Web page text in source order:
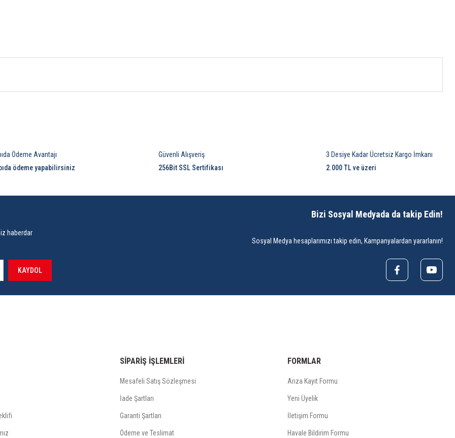
3 Desiye Kadar Ücretsiz Kargo İmkanı
2.000 TL ve üzeri
Ödeme Avantajı
ödeme yapabilirsiniz
Güvenli Alışveriş
256Bit SSL Sertifikası
haberdar
KAYDOL
Bizi Sosyal Medyada da takip Edin!
Sosyal Medya hesaplarımızı takip edin, Kampanyalardan yararlanın!
SİPARİŞ İŞLEMLERİ
Mesafeli Satış Sözleşmesi
İade Şartları
Garanti Şartları
Ödeme ve Teslimat
FORMLAR
Arıza Kayıt Formu
Yeni Üyelik
İletişim Formu
Havale Bildirim Formu